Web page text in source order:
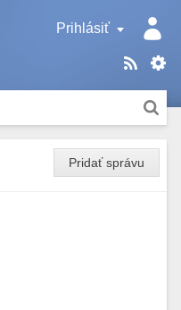
Prihlásiť
Pridať správu